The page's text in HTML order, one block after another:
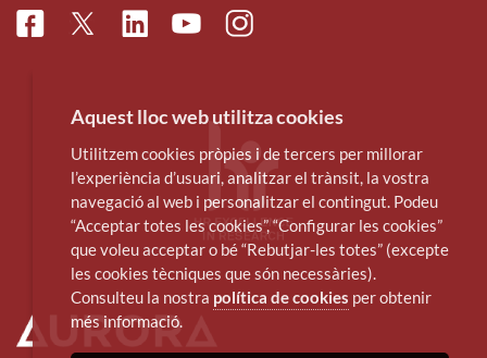
FacebookTwitterLinkedinYoutubeInstagram
Aquest lloc web utilitza cookies
Utilitzem cookies pròpies i de tercers per millorar
l’experiència d’usuari, analitzar el trànsit, la vostra
navegació al web i personalitzar el contingut. Podeu
“Acceptar totes les cookies”, “Configurar les cookies”
que voleu acceptar o bé “Rebutjar-les totes” (excepte
les cookies tècniques que són necessàries).
Consulteu la nostra política de cookies per obtenir
més informació.